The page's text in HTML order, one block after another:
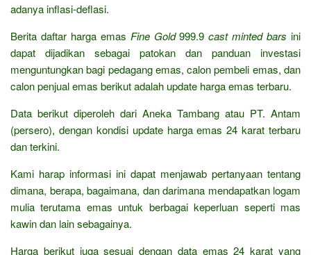
adanya inflasi-deflasi.
Berita daftar harga emas Fine Gold999.9cast minted barsini
dapat dijadikan sebagai patokan dan panduan investasi
menguntungkan bagi pedagang emas, calon pembeli emas, dan
calon penjual emas berikut adalah update harga emas terbaru.
Data berikut diperoleh dari Aneka Tambang atau PT. Antam
(persero), dengan kondisi update harga emas 24 karat terbaru
dan terkini.
Kami harap informasi ini dapat menjawab pertanyaan tentang
dimana, berapa, bagaimana, dan darimana mendapatkan logam
mulia terutama emas untuk berbagai keperluan seperti mas
kawin dan lain sebagainya.
Harga berikut juga sesuai dengan data emas 24 karat yang